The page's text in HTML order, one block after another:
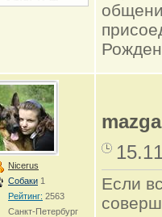
Nicerus
Собаки 1
Рейтинг: 2563
Санкт-Петербург
Если